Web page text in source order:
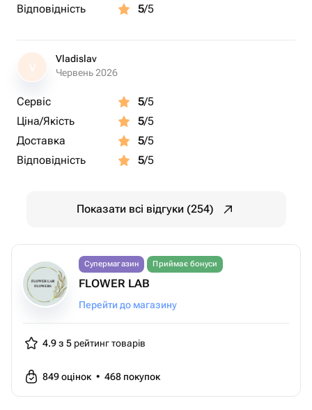
Відповідність
5/5
V
Vladislav
Червень 2026
Сервіс 5/5
Ціна/Якість
5/5
Доставка
5/5
Відповідність
5/5
Показати всі відгуки (254)
Супермагазин Приймає бонуси
FLOWER LAB
Перейти до магазину
4.9 з 5 рейтинг товарів
849оцінок • 468 покупок